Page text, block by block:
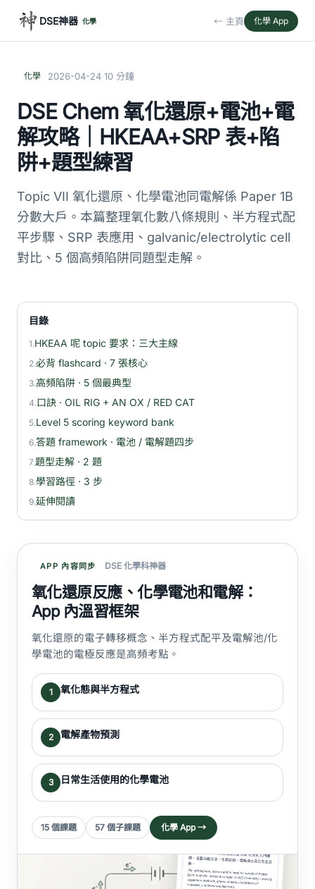
DSE神器 化學 ← 主頁 化學 App
化學 2026-04-24·10 分鐘
DSE Chem 氧化還原+電池+電
解攻略｜HKEAA+SRP 表+陷
阱+題型練習
Topic VII 氧化還原、化學電池同電解係 Paper 1B
分數大戶。本篇整理氧化數八條規則、半方程式配
平步驟、SRP 表應用、galvanic/electrolytic cell
對比、5 個高頻陷阱同題型走解。
目錄
1.HKEAA 呢 topic 要求：三大主線
2.必背 flashcard · 7 張核心
3.高頻陷阱 · 5 個最典型
4.口訣 · OIL RIG + AN OX / RED CAT
5.Level 5 scoring keyword bank
6.答題 framework · 電池 / 電解題四步
7.題型走解 · 2 題
8.學習路徑 · 3 步
9.延伸閱讀
APP 內容同步 DSE 化學科神器
氧化還原反應、化學電池和電解：
App 內溫習框架
氧化還原的電子轉移概念、半方程式配平及電解池/化
學電池的電極反應是高頻考點。
1 氧化態與半方程式
2 電解產物預測
3 日常生活使用的化學電池
15 個課題 57 個子課題 化學 App →